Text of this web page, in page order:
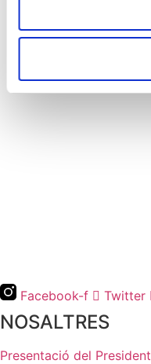
Facebook-f Twitter
NOSALTRES
Presentació del President